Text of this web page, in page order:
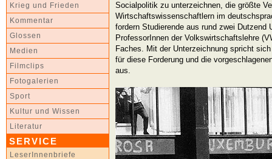
Krieg und Frieden
Kommentar
Glossen
Medien
Filmclips
Fotogalerien
Sport
Kultur und Wissen
Literatur
SERVICE
LeserInnenbriefe
Socialpolitik zu unterzeichnen, die größte
Wirtschaftswissenschaftlern im
fordern Studierende aus rund zwei Dutzend
ProfessorInnen der Volkswirtschaftslehre
Faches. Mit der Unterzeichnung spricht
für diese Forderung und die
aus.